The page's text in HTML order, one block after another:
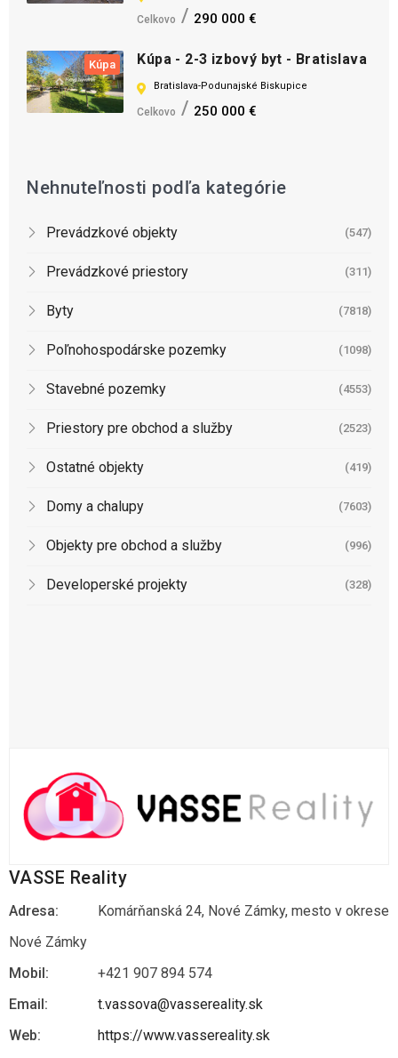
VASSE Reality
Adresa:
Komárňanská 24, Nové Zámky, mesto v okrese
Nové Zámky
Mobil:
+421 907 894 574
Email:
t.vassova@vassereality.sk
Web:
https://www.vassereality.sk
Celkovo 290 000 €
Kúpa Kúpa - 2-3 izbový byt - Bratislava
Bratislava-Podunajské Biskupice
Celkovo 250 000 €
Nehnuteľnosti podľa kategórie
Prevádzkové objekty (547)
Prevádzkové priestory (311)
Byty (7818)
Poľnohospodárske pozemky (1098)
Stavebné pozemky (4553)
Priestory pre obchod a služby (2523)
Ostatné objekty (419)
Domy a chalupy (7603)
Objekty pre obchod a služby (996)
Developerské projekty (328)